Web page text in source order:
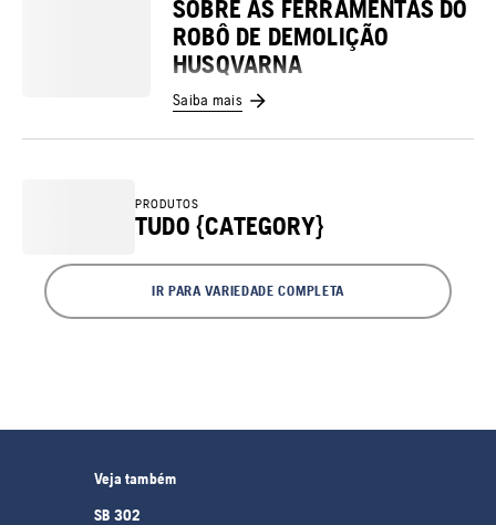
SOBRE AS FERRAMENTAS DO
ROBÔ DE DEMOLIÇÃO
HUSQVARNA
Saiba mais
PRODUTOS
TUDO {CATEGORY}
IR PARA VARIEDADE COMPLETA
Veja também
SB 302